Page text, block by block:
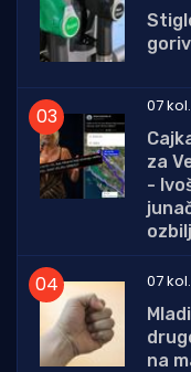
07
za
-
07
na